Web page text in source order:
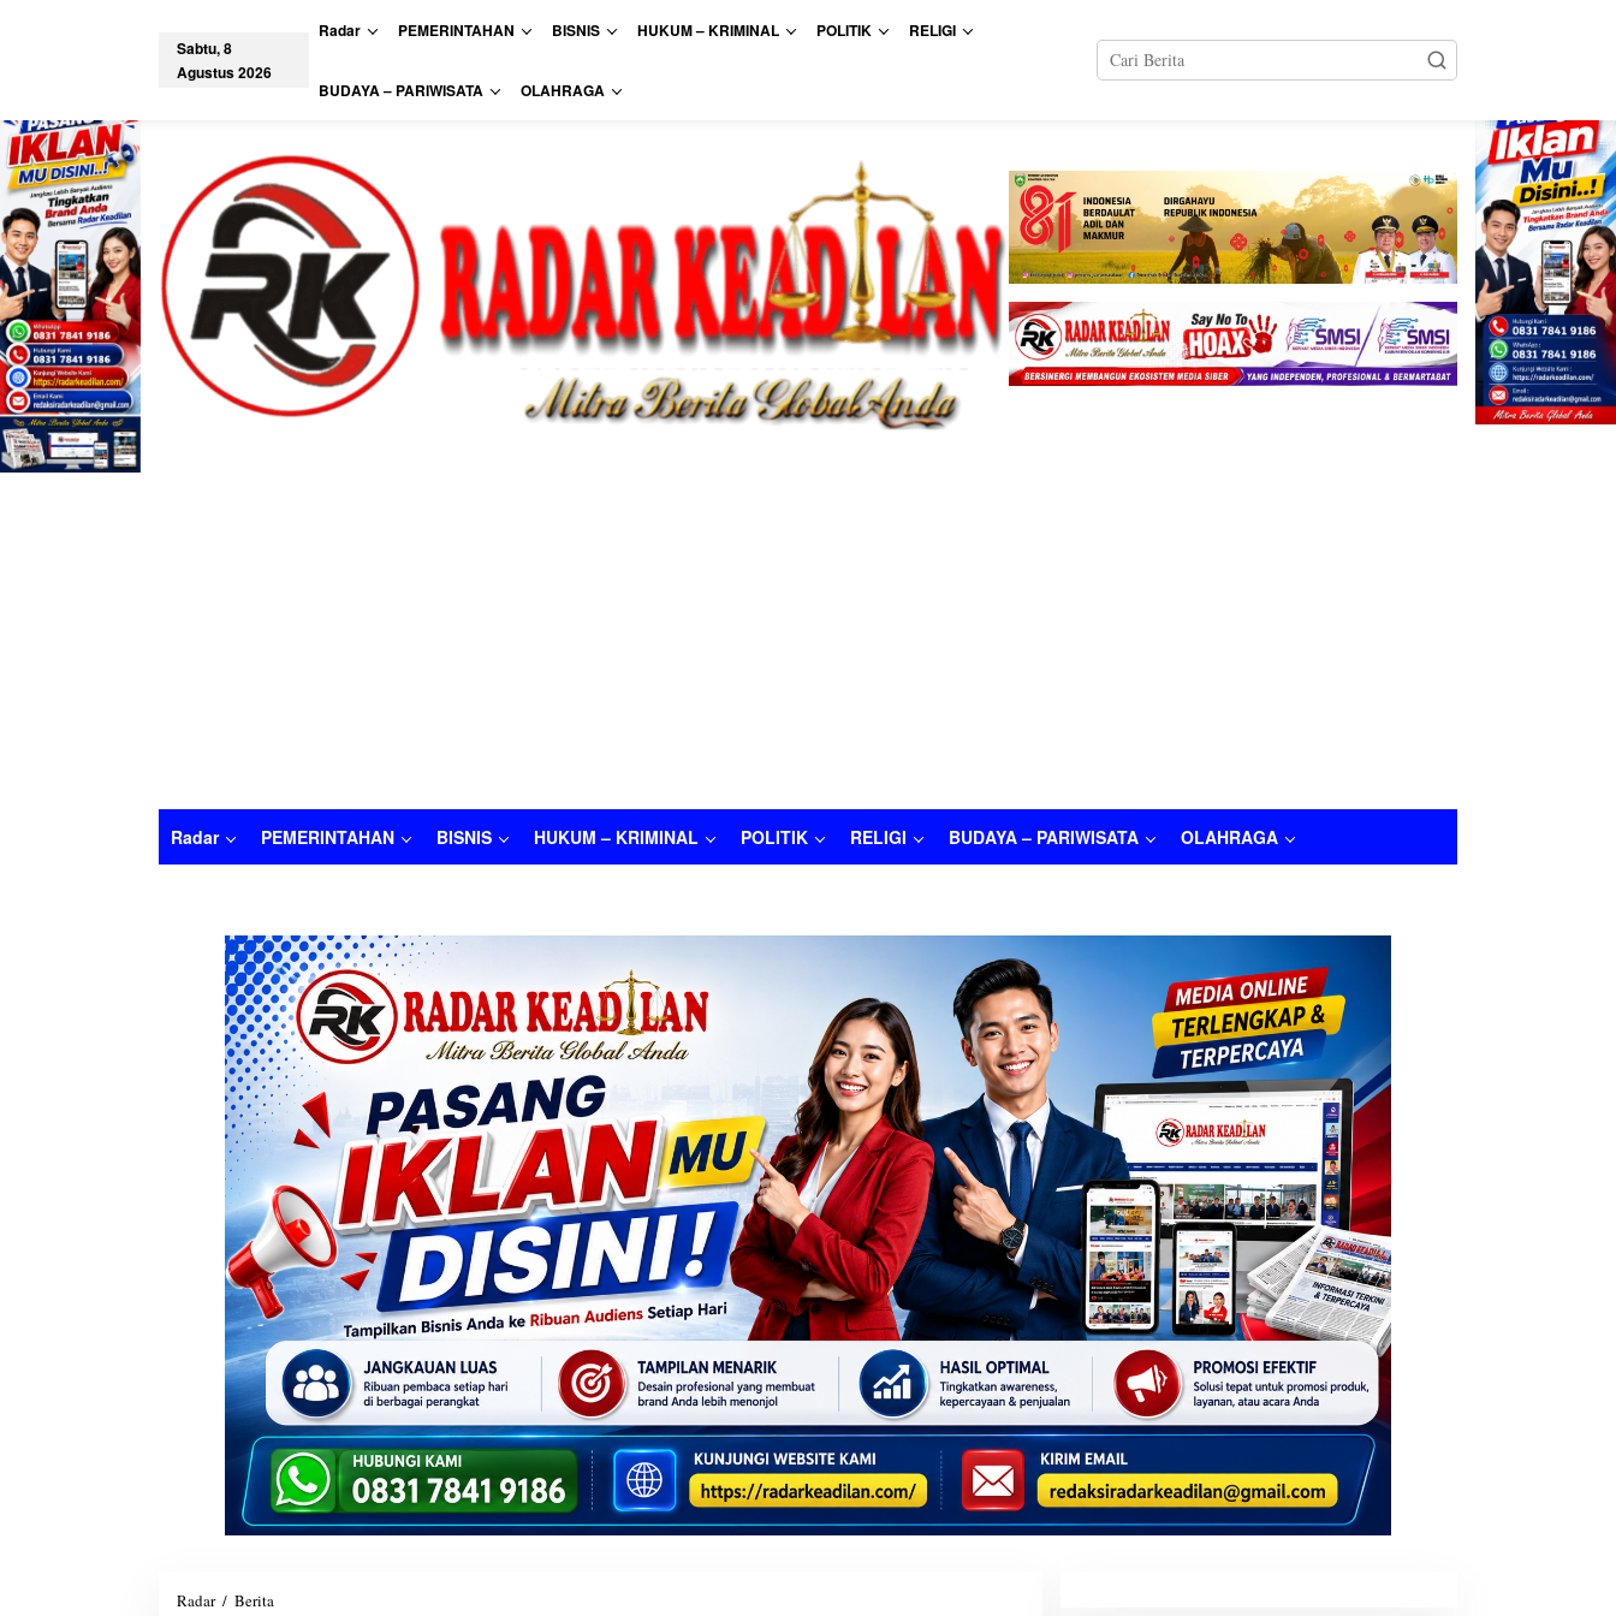
i
k
k
n
t
e
n
Sabtu, 8
Agustus 2026
Radar PEMERINTAHAN BISNIS HUKUM – KRIMINAL POLITIK RELIGI
BUDAYA – PARIWISATA OLAHRAGA
Radar PEMERINTAHAN BISNIS HUKUM – KRIMINAL POLITIK RELIGI BUDAYA – PARIWISATA OLAHRAGA
Radar / Berita